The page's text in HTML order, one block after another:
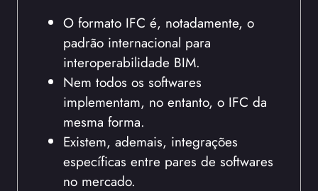
O formato IFC é, notadamente, o
padrão internacional para
interoperabilidade BIM.
Nem todos os softwares
implementam, no entanto, o IFC da
mesma forma.
Existem, ademais, integrações
específicas entre pares de softwares
no mercado.